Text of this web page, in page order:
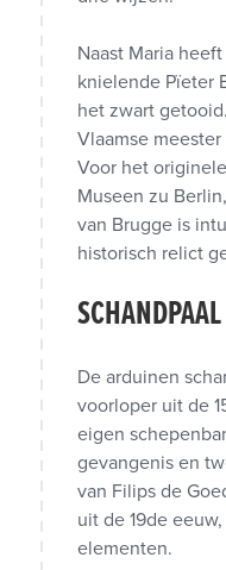
Naast Maria
knielende Pïeter
het zwart
Vlaamse
Voor het
Museen zu
van Brugge is
historisch relict
SCHANDPAAL
De arduinen
voorloper uit de
eigen
gevangenis en
van Filips de
uit de 19de
elementen.